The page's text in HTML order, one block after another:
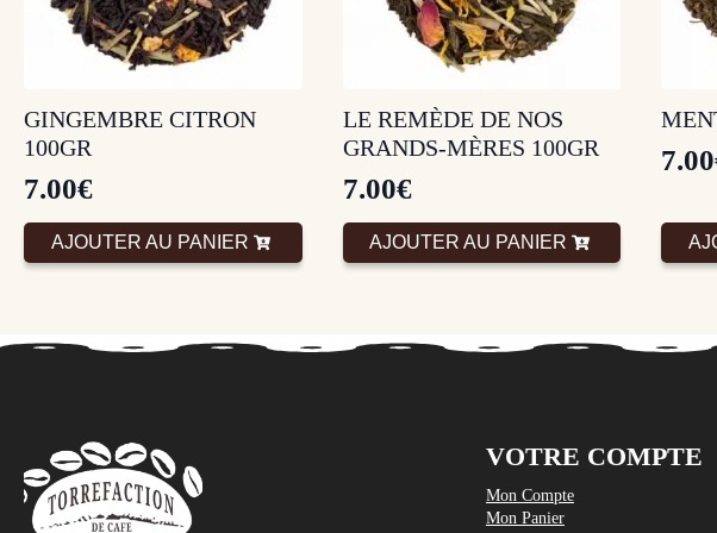
GINGEMBRE CITRON
100GR
7.00€
AJOUTER AU PANIER
LE REMÈDE DE NOS
GRANDS-MÈRES 100GR
7.00€
AJOUTER AU PANIER
7.00
VOTRE COMPTE
Mon Compte
Mon Panier